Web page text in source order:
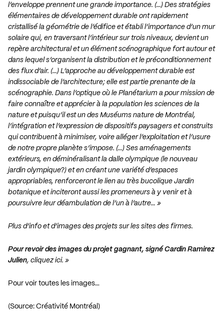
l’enveloppe prennent une grande importance. (…) Des stratégies
élémentaires de développement durable ont rapidement
cristallisé la géométrie de l’édifice et établi l’importance d’un mur
solaire qui, en traversant l’intérieur sur trois niveaux, devient un
repère architectural et un élément scénographique fort autour et
dans lequel s’organisent la distribution et le préconditionnement
des flux d’air. (…) L’approche au développement durable est
indissociable de l’architecture; elle est partie prenante de la
scénographie. Dans l’optique où le Planétarium a pour mission de
faire connaître et apprécier à la population les sciences de la
nature et puisqu’il est un des Muséums nature de Montréal,
l’intégration et l’expression de dispositifs paysagers et construits
qui contribuent à minimiser, voire alléger l’exploitation et l’usure
de notre propre planète s’impose. (…) Ses aménagements
extérieurs, en déminéralisant la dalle olympique (le nouveau
jardin olympique?) et en créant une variété d’espaces
appropriables, renforceront le lien au très bucolique Jardin
botanique et inciteront aussi les promeneurs à y venir et à
poursuivre leur déambulation de l’un à l’autre… »
Plus d’info et d’images des projets sur les sites des firmes.
Pour revoir des images du projet gagnant, signé Cardin Ramirez
Julien, cliquez ici. »
Pour voir toutes les images…
(Source: Créativité Montréal)